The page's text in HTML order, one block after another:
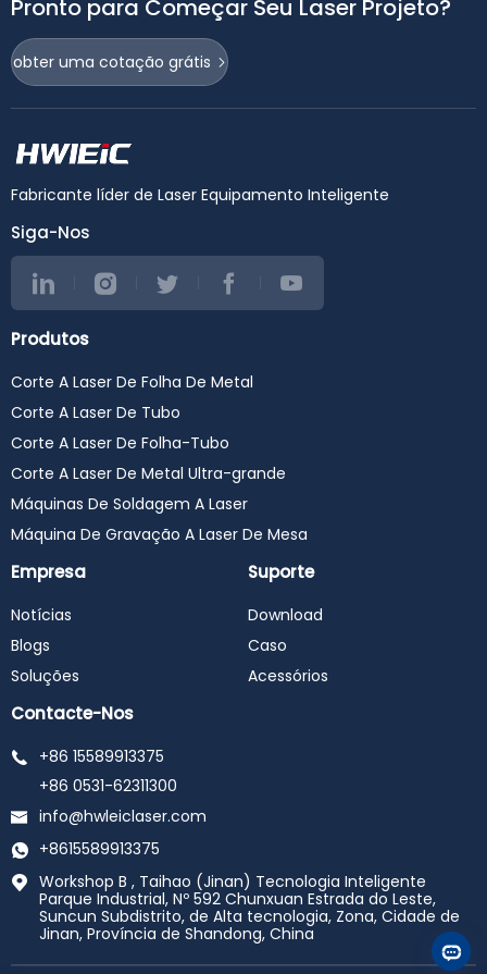
Pronto para Começar Seu Laser Projeto?
obter uma cotação grátis
Fabricante líder de Laser Equipamento Inteligente
Siga-Nos
Produtos
Corte A Laser De Folha De Metal
Corte A Laser De Tubo
Corte A Laser De Folha-Tubo
Corte A Laser De Metal Ultra-grande
Máquinas De Soldagem A Laser
Máquina De Gravação A Laser De Mesa
Empresa
Notícias
Blogs
Soluções
Suporte
Download
Caso
Acessórios
Contacte-Nos
+86 15589913375
+86 0531-62311300
info@hwleiclaser.com
+8615589913375
Workshop B , Taihao (Jinan) Tecnologia Inteligente
Parque Industrial, Nº 592 Chunxuan Estrada do Leste,
Suncun Subdistrito, de Alta tecnologia, Zona, Cidade de
Jinan, Província de Shandong, China